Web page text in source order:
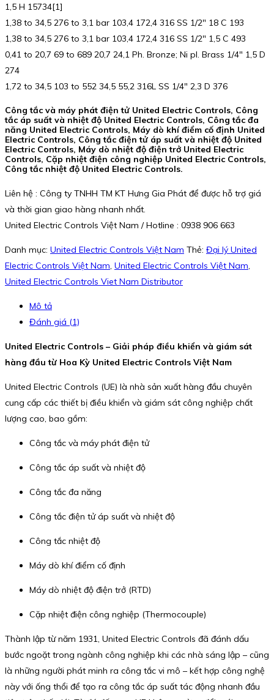
1,5 H 15734[1]
1,38 to 34,5 276 to 3,1 bar 103,4 172,4 316 SS 1/2″ 18 C 193
1,38 to 34,5 276 to 3,1 bar 103,4 172,4 316 SS 1/2″ 1,5 C 493
0,41 to 20,7 69 to 689 20,7 24,1 Ph. Bronze; Ni pl. Brass 1/4″ 1,5 D
274
1,72 to 34,5 103 to 552 34,5 55,2 316L SS 1/4″ 2,3 D 376
Công tắc và máy phát điện tử United Electric Controls, Công
tắc áp suất và nhiệt độ United Electric Controls, Công tắc đa
năng United Electric Controls, Máy dò khí điểm cố định United
Electric Controls, Công tắc điện tử áp suất và nhiệt độ United
Electric Controls, Máy dò nhiệt độ điện trở United Electric
Controls, Cặp nhiệt điện công nghiệp United Electric Controls,
Công tắc nhiệt độ United Electric Controls.
Liên hệ : Công ty TNHH TM KT Hưng Gia Phát để được hỗ trợ giá
và thời gian giao hàng nhanh nhất.
United Electric Controls Việt Nam / Hotline : 0938 906 663
Danh mục: United Electric Controls Việt Nam Thẻ: Đại lý United
Electric Controls Việt Nam, United Electric Controls Việt Nam,
United Electric Controls Viet Nam Distributor
Mô tả
Đánh giá (1)
United Electric Controls – Giải pháp điều khiển và giám sát
hàng đầu từ Hoa Kỳ United Electric Controls Việt Nam
United Electric Controls (UE) là nhà sản xuất hàng đầu chuyên
cung cấp các thiết bị điều khiển và giám sát công nghiệp chất
lượng cao, bao gồm:
Công tắc và máy phát điện tử
Công tắc áp suất và nhiệt độ
Công tắc đa năng
Công tắc điện tử áp suất và nhiệt độ
Công tắc nhiệt độ
Máy dò khí điểm cố định
Máy dò nhiệt độ điện trở (RTD)
Cặp nhiệt điện công nghiệp (Thermocouple)
Thành lập từ năm 1931, United Electric Controls đã đánh dấu
bước ngoặt trong ngành công nghiệp khi các nhà sáng lập – cũng
là những người phát minh ra công tắc vi mô – kết hợp công nghệ
này với ống thổi để tạo ra công tắc áp suất tác động nhanh đầu